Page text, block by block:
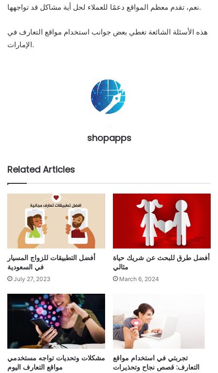
نعم، تقدم معظم المواقع دعمًا للعملاء لحل أية مشاكل قد تواجهها.
هذه الأسئلة الشائعة تغطي بعض جوانب استخدام مواقع التعارف في
الإمارات.
shopapps
Related Articles
أفضل التطبيقات للزواج المسيار
في السعودية
July 27, 2023
أفضل طرق للبحث عن شريك حياة
مثالي
March 6, 2024
مشكلات وتحديات تواجه مستخدمي
مواقع التعارف اليوم
تجربتي في استخدام مواقع
التعارف: قصص نجاح وتحذيرات